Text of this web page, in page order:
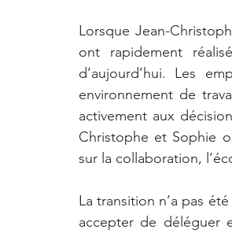
Lorsque Jean-
ont rapidement
d’aujourd’hui. Les
environnement de
activement aux
Christophe et Sophie
sur la collaboration,
La transition n’a pas
accepter de déléguer